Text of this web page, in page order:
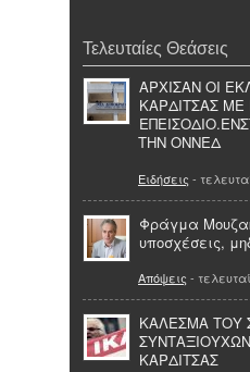
Τελευταίες Θεάσεις
ΑΡΧΙΣΑΝ ΟΙ
ΚΑΡΔΙΤΣΑΣ
ΤΗΝ ΟΝΝΕΔ
Ειδήσεις -
Φράγμα
υποσχέσεις,
Απόψεις -
ΚΑΛΕΣΜΑ ΤΟΥ
ΚΑΡΔΙΤΣΑΣ